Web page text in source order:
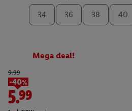
34 36 38 40
Mega deal!
9.99
-40%
5.99